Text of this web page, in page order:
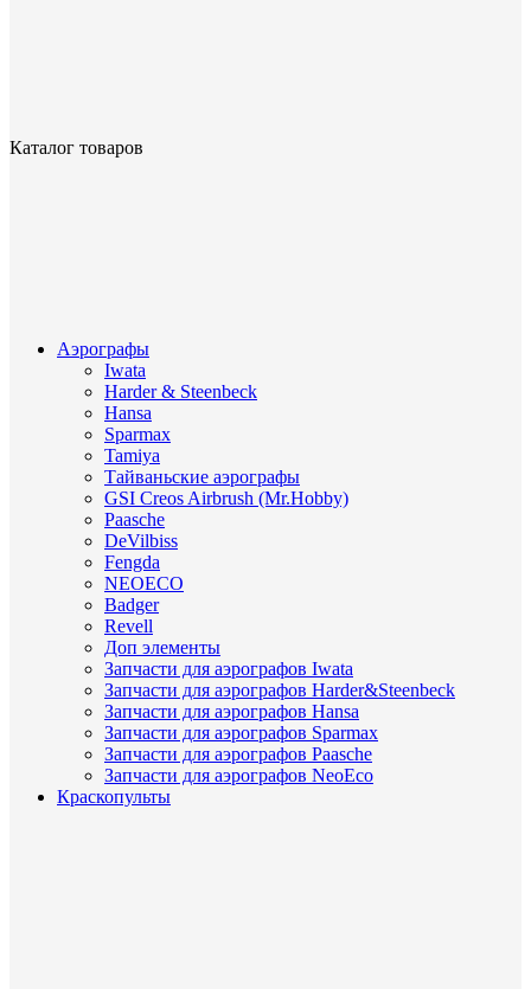
Каталог товаров
Аэрографы
Iwata
Harder & Steenbeck
Hansa
Sparmax
Tamiya
Тайваньские аэрографы
GSI Creos Airbrush (Mr.Hobby)
Paasche
DeVilbiss
Fengda
NEOECO
Badger
Revell
Доп элементы
Запчасти для аэрографов Iwata
Запчасти для аэрографов Harder&Steenbeck
Запчасти для аэрографов Hansa
Запчасти для аэрографов Sparmax
Запчасти для аэрографов Paasche
Запчасти для аэрографов NeoEco
Краскопульты